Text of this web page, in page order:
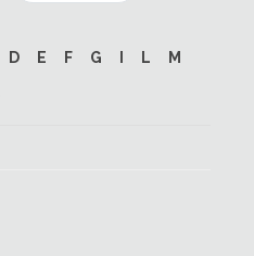
D E F G L M